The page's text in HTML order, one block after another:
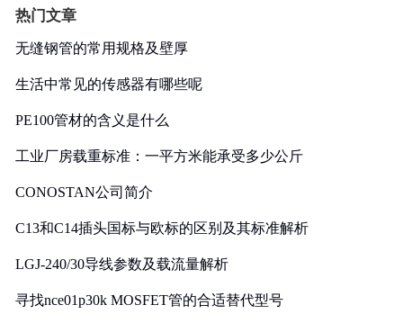
热门文章
无缝钢管的常用规格及壁厚
生活中常见的传感器有哪些呢
PE100管材的含义是什么
工业厂房载重标准：一平方米能承受多少公斤
CONOSTAN公司简介
C13和C14插头国标与欧标的区别及其标准解析
LGJ-240/30导线参数及载流量解析
寻找nce01p30k MOSFET管的合适替代型号